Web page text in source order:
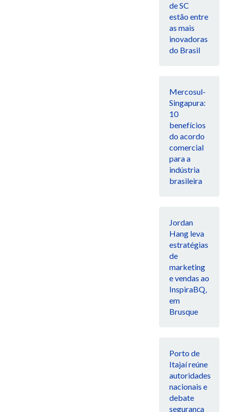
de SC
estão entre
as mais
inovadoras
do Brasil
Mercosul-
Singapura:
10
benefícios
do acordo
comercial
para a
indústria
brasileira
Jordan
Hang leva
estratégias
de
marketing
e vendas ao
InspiraBQ,
em
Brusque
Porto de
Itajaí reúne
autoridades
nacionais e
debate
segurança